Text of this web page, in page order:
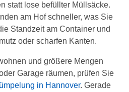
statt lose befüllter Müllsäcke.
am Hof schneller, was Sie
Standzeit am Container und
oder scharfen Kanten.
und größere Mengen
Garage räumen, prüfen Sie
in Hannover. Gerade